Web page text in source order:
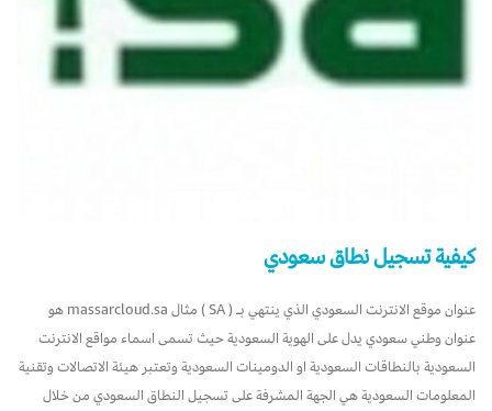
كيفية تسجيل نطاق سعودي
عنوان موقع الانترنت السعودي الذي ينتهي بـ ( SA ) مثال massarcloud.sa هو
عنوان وطني سعودي يدل على الهوية السعودية حيث تسمى اسماء مواقع الانترنت
السعودية بالنطاقات السعودية او الدومينات السعودية وتعتبر هيئة الاتصالات وتقنية
المعلومات السعودية هي الجهة المشرفة على تسجيل النطاق السعودي من خلال